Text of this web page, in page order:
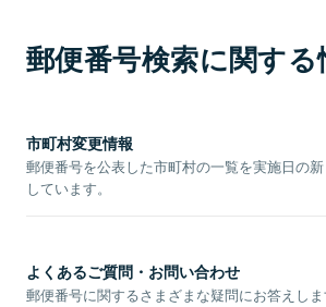
郵便番号検索に関する
市町村変更情報
郵便番号を公表した市町村の一覧を実施日の
しています。
よくあるご質問・お問い合わせ
郵便番号に関するさまざまな疑問にお答えしま